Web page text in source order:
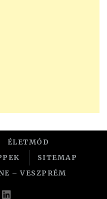
ÉLETMÓD
SITEMAP
– VESZPRÉM